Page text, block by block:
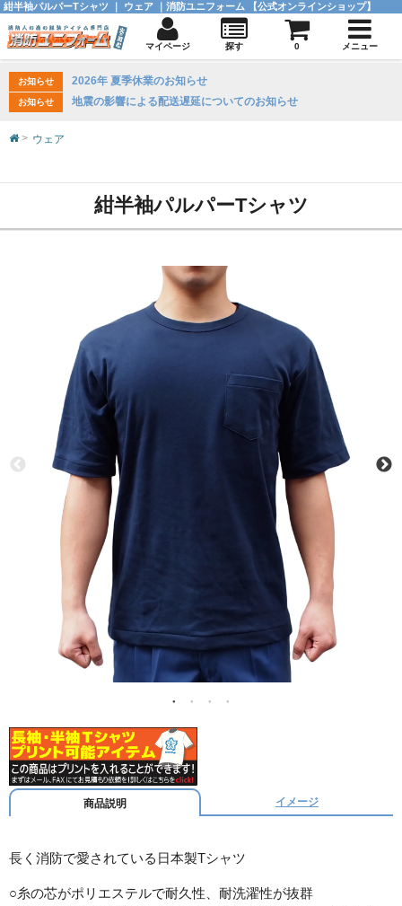
お知らせ 2026年 夏季休業のお知らせ
お知らせ 地震の影響による配送遅延についてのお知らせ
ウェア
紺半袖パルパーTシャツ
商品説明 イメージ
長く消防で愛されている日本製Tシャツ
○糸の芯がポリエステルで耐久性、耐洗濯性が抜群
紺半袖パルパーTシャツ ｜ ウェア ｜消防ユニフォーム 【公式オンラインショップ】
マイページ 探す 0 メニュー